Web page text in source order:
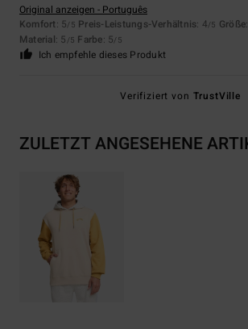
Original anzeigen - Português
Komfort: 5/5 Preis-Leistungs-Verhältnis: 4/5 Größe
Material: 5 /5 Farbe: 5/5
Ich empfehle dieses Produkt
Verifiziert von TrustVille
ZULETZT ANGESEHENE